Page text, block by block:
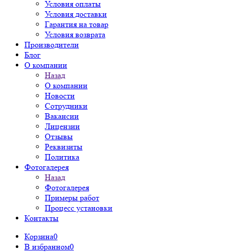
Условия оплаты
Условия доставки
Гарантия на товар
Условия возврата
Производители
Блог
О компании
Назад
О компании
Новости
Сотрудники
Вакансии
Лицензии
Отзывы
Реквизиты
Политика
Фотогалерея
Назад
Фотогалерея
Примеры работ
Процесс установки
Контакты
Корзина0
В избранном0